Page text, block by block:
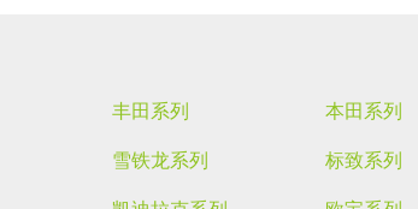
丰田系列 本田系列
雪铁龙系列 标致系列